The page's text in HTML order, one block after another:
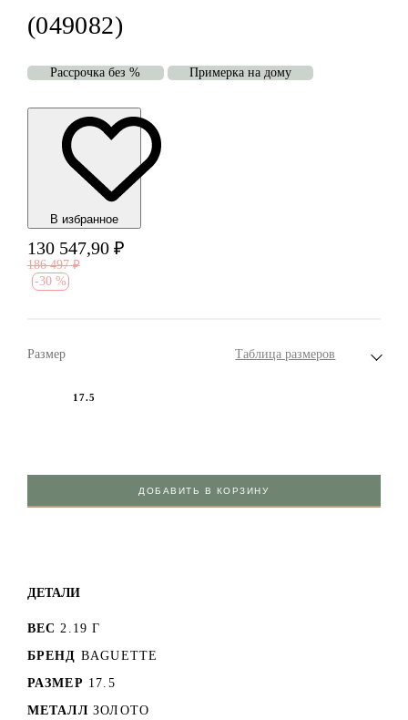
(049082)
Рассрочка без % Примерка на дому
В избранноe
130 547,90 ₽
186 497 ₽
-30 %
Размер Таблица размеров
17.5
ДОБАВИТЬ В КОРЗИНУ
ДЕТАЛИ
ВЕС 2.19 Г
БРЕНД BAGUETTE
РАЗМЕР 17.5
МЕТАЛЛ ЗОЛОТО